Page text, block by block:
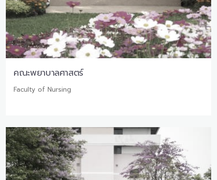
คณะพยาบาลศาสตร์
Faculty of Nursing